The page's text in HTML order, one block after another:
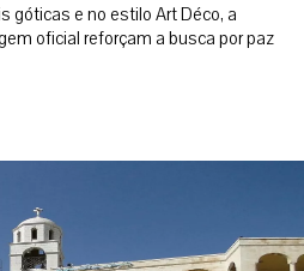
góticas e no estilo Art Déco, a
oficial reforçam a busca por paz